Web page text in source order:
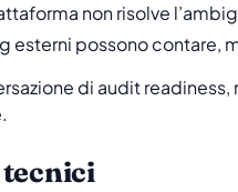
non risolve
esterni possono contare,
di audit
tecnici